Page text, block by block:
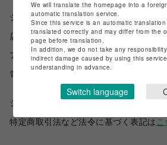
ショップ名
札幌PARCO
店舗名
POP-UP SHOP
アクセス
電話番号
ショップお問い合わせは
特定商取引法など法令に基づく表記は
We will translate the homepage into a
automatic translation service.
Since this service is an automatic
translated correctly and may differ from the
page before translation.
In addition, we do not take any
indirect damage caused by using this
understanding in advance.
Switch language